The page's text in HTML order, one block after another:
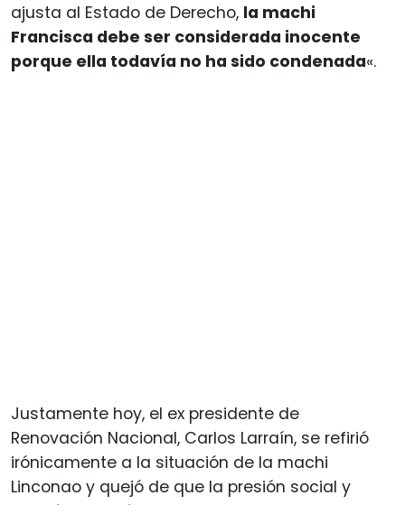
ajusta al Estado de Derecho, la machi
Francisca debe ser considerada inocente
porque ella todavía no ha sido condenada«.
Justamente hoy, el ex presidente de
Renovación Nacional, Carlos Larraín, se refirió
irónicamente a la situación de la machi
Linconao y quejó de que la presión social y